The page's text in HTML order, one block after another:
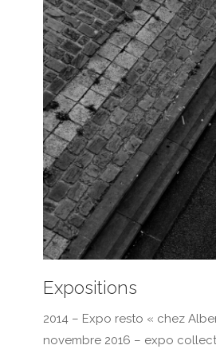
Expositions
2014 – Expo resto « chez
novembre 2016 – expo